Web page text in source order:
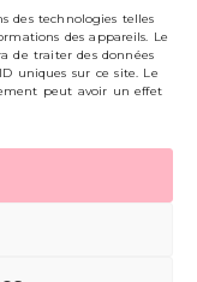
des technologies telles
des appareils. Le
de traiter des données
uniques sur ce site. Le
peut avoir un effet